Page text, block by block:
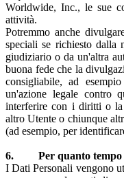
Worldwide, Inc., le sue
attività.
Potremmo anche
speciali se richiesto dalla
giudiziario o da un'altra
buona fede che la
consigliabile, ad
un'azione legale contro
interferire con i diritti o
altro Utente o chiunque
(ad esempio, per
6. Per quanto tempo
I Dati Personali vengono